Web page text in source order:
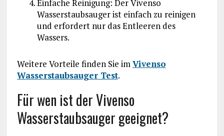
Einfache Reinigung: Der Vivenso
Wasserstaubsauger ist einfach zu reinigen
und erfordert nur das Entleeren des
Wassers.
Weitere Vorteile finden Sie im Vivenso
Wasserstaubsauger Test.
Für wen ist der Vivenso
Wasserstaubsauger geeignet?